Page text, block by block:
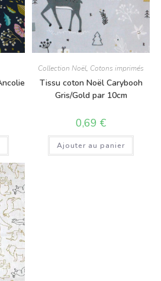
Collection Noël, Cotons imprimés
Tissu coton Noël Carybooh
Gris/Gold par 10cm
0,69€
Ajouter au panier